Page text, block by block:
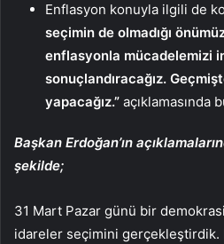
Enflasyon konuyla ilgili de
seçimin de olmadığı
enflasyonla mücadelemizi
sonuçlandıracağız.
yapacağız.” açıklamasında
Başkan Erdoğan’ın
şekilde;
31 Mart Pazar günü bir
idareler seçimini gerçekleştirdik.